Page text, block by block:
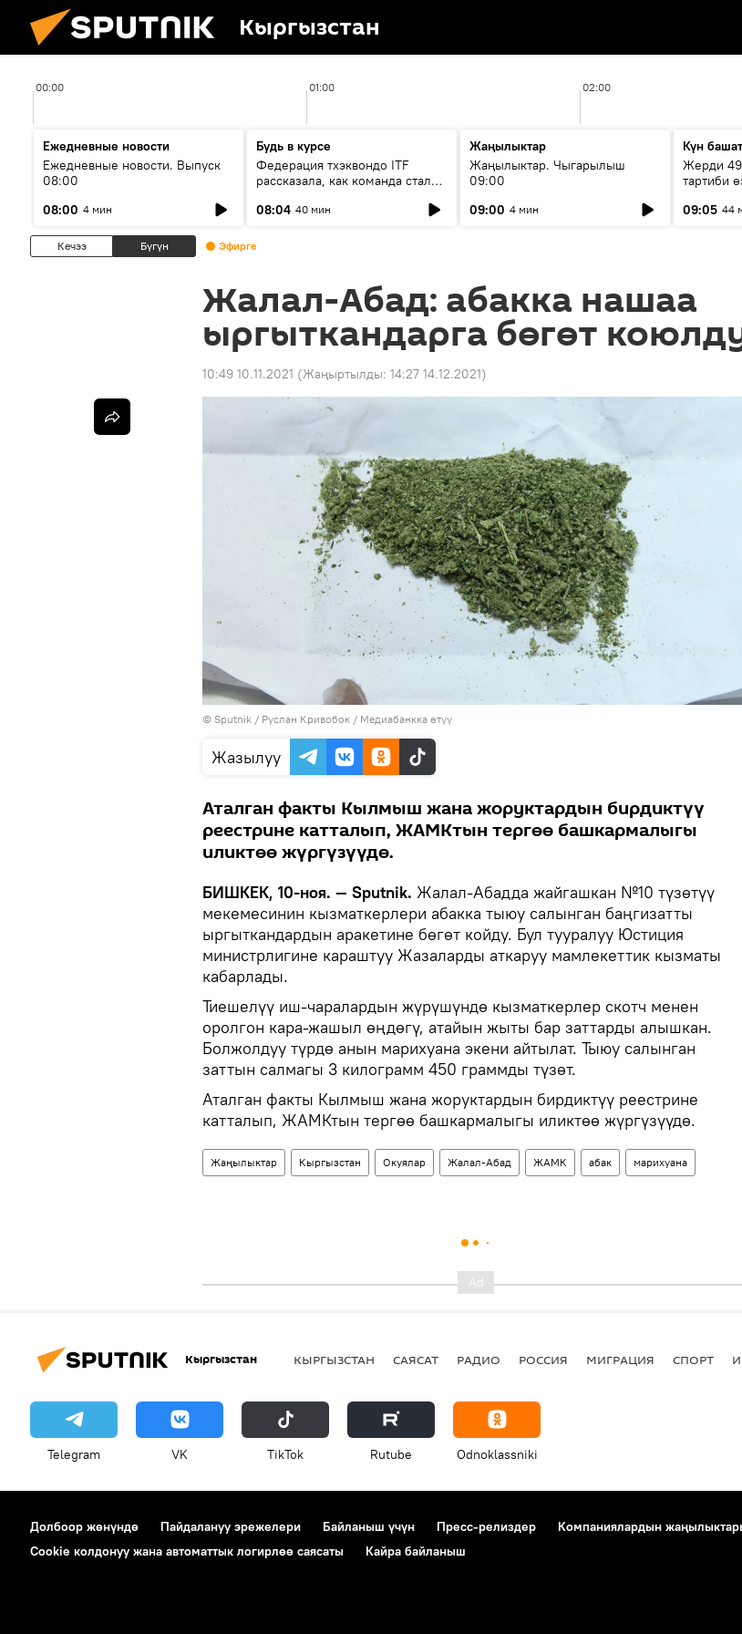
Кыргызстан
00:00 01:00 02:00
Ежедневные новости
Ежедневные новости. Выпуск
08:00
08:00 4 мин
Будь в курсе
Федерация тхэквондо ITF
рассказала, как команда стала
08:04 40 мин
Жаңылыктар
Жаңылыктар. Чыгарылыш
09:00
09:00 4 мин
Күн башат
Жерди 49
тартиби
09:05 44
Кечээ Бүгүн Эфирге
Жалал-Абад: абакка нашаа
ыргыткандарга бөгөт
10:49 10.11.2021 (Жаңыртылды: 14:27 14.12.2021)
© Sputnik / Руслан Кривобок / Медиабанкка өтүү
Жазылуу
Аталган факты Кылмыш жана жоруктардын бирдиктүү
реестрине катталып, ЖАМКтын тергөө башкармалыгы
иликтөө жүргүзүүдө.
БИШКЕК, 10-ноя. — Sputnik. Жалал-Абадда жайгашкан №10 түзөтүү
мекемесинин кызматкерлери абакка тыюу салынган баңгизатты
ыргыткандардын аракетине бөгөт койду. Бул тууралуу Юстиция
министрлигине караштуу Жазаларды аткаруу мамлекеттик кызматы
кабарлады.
Тиешелүү иш-чаралардын жүрүшүндө кызматкерлер скотч менен
оролгон кара-жашыл өңдөгү, атайын жыты бар заттарды алышкан.
Болжолдуу түрдө анын марихуана экени айтылат. Тыюу салынган
заттын салмагы 3 килограмм 450 граммды түзөт.
Аталган факты Кылмыш жана жоруктардын бирдиктүү реестрине
катталып, ЖАМКтын тергөө башкармалыгы иликтөө жүргүзүүдө.
Жаңылыктар Кыргызстан Окуялар Жалал-Абад ЖАМК абак марихуана
Кыргызстан КЫРГЫЗСТАН САЯСАТ РАДИО РОССИЯ МИГРАЦИЯ СПОРТ
Telegram VK ТikТоk Rutube Odnoklassniki
Долбоор жөнүндө Пайдалануу эрежелери Байланыш үчүн Пресс-релиздер Компаниялардын
Cookie колдонуу жана автоматтык логирлөө саясаты
Кайра байланыш